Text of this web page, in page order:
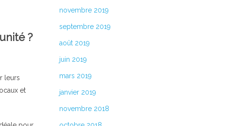
?
leurs
et
novembre 2019
septembre 2019
août 2019
juin 2019
mars 2019
janvier 2019
novembre 2018